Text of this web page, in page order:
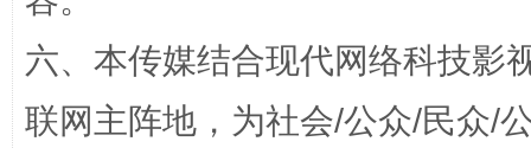
招工难、用工荒背后
六、本传媒结合现代网络科技影
联网主阵地，为社会/公众/民众/